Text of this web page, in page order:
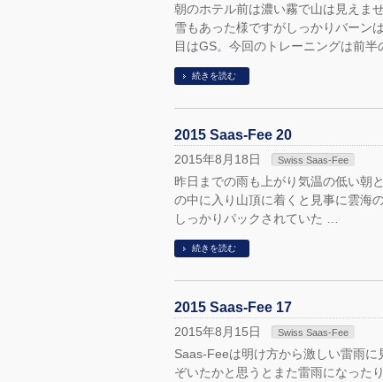
朝のホテル前は濃い霧で山は見えま
雪もあった様ですがしっかりバーン
目はGS。今回のトレーニングは前半
続きを読む
2015 Saas-Fee 20
2015年8月18日 Swiss Saas-Fee
昨日までの雨も上がり気温の低い朝
の中に入り山頂に着くと見事に雲海
しっかりパックされていた …
続きを読む
2015 Saas-Fee 17
2015年8月15日 Swiss Saas-Fee
Saas-Feeは明け方から激しい雷雨
ぞいたかと思うとまた雷雨になった